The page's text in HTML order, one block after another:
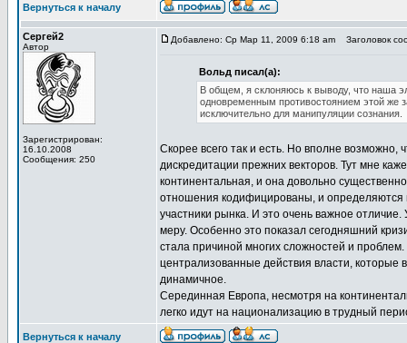
Вернуться к началу
Сергей2
Автор
Зарегистрирован:
16.10.2008
Сообщения: 250
Добавлено: Ср Мар 11, 2009 6:18 am Заголовок
Вольд писал(а):
В общем, я склоняюсь к выводу, что наша
одновременным противостоянием этой же
исключительно для манипуляции сознания.
Скорее всего так и есть. Но вполне возможно,
дискредитации прежних векторов. Тут мне
континентальная, и она довольно
отношения кодифицированы, и определяются
участники рынка. И это очень важное
меру. Особенно это показал сегодняшний
стала причиной многих сложностей и
централизованные действия власти, которые
динамичное.
Серединная Европа, несмотря на
легко идут на национализацию в трудный
Вернуться к началу